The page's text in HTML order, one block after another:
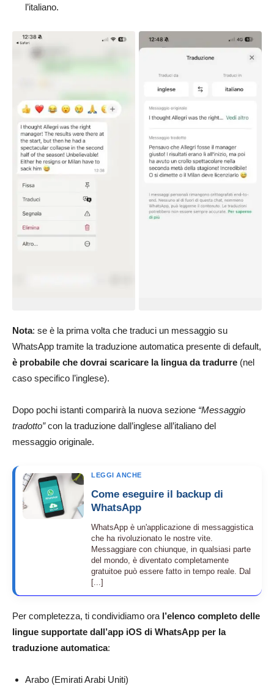
l’italiano.
Nota: se è la prima volta che traduci un messaggio su
WhatsApp tramite la traduzione automatica presente di default,
è probabile che dovrai scaricare la lingua da tradurre (nel
caso specifico l’inglese).
Dopo pochi istanti comparirà la nuova sezione “Messaggio
tradotto”con la traduzione dall’inglese all’italiano del
messaggio originale.
LEGGI ANCHE
Come eseguire il backup di
WhatsApp
WhatsApp è un'applicazione di messaggistica
che ha rivoluzionato le nostre vite.
Messaggiare con chiunque, in qualsiasi parte
del mondo, è diventato completamente
gratuitoe può essere fatto in tempo reale. Dal
[...]
Per completezza, ti condividiamo ora l’elenco completo delle
lingue supportate dall’app iOS di WhatsApp per la
traduzione automatica:
Arabo (Emirati Arabi Uniti)